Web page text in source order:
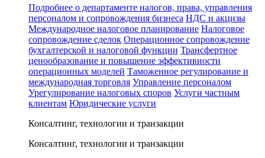
Подробнее о департаменте налогов, права, управления
персоналом и сопровождения бизнеса НДС и акцизы
Международное налоговое планирование Налоговое
сопровождение сделок Операционное сопровождение
бухгалтерской и налоговой функции Трансфертное
ценообразование и повышение эффективности
операционных моделей Таможенное регулирование и
международная торговля Управление персоналом
Урегулирование налоговых споров Услуги частным
клиентам Юридические услуги
Консалтинг, технологии и транзакции
Консалтинг, технологии и транзакции